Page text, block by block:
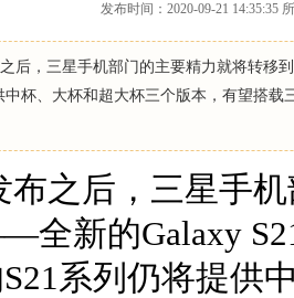
发布时间：2020-09-21 14:35:35
后，三星手机部门的主要精力就将转移
中杯、大杯和超大杯三个版本，有望搭
布之后，三星手
全新的Galaxy
系列仍将提供